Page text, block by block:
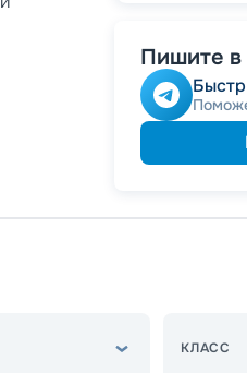
Пишите в
КЛАСС